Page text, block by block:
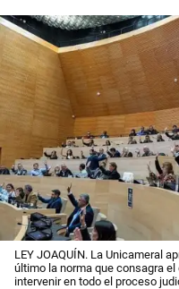
LEY JOAQUÍN. La Unicameral
último la norma que consagra
intervenir en todo el proceso